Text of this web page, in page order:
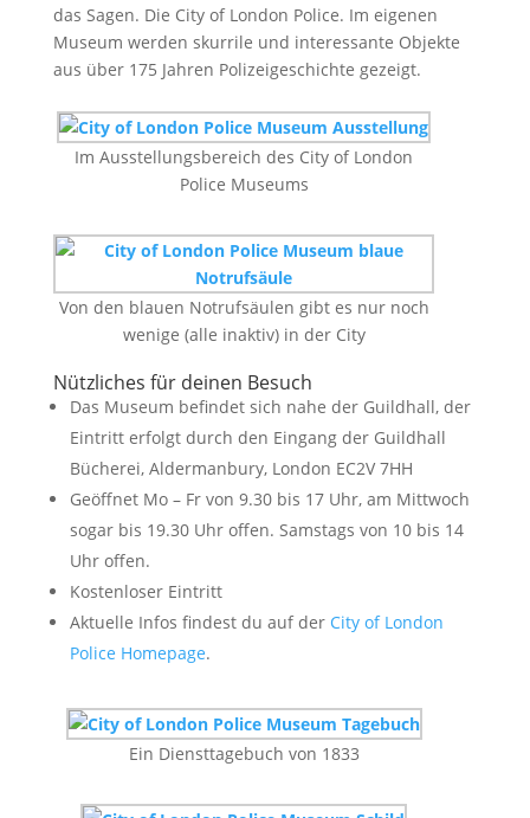
das Sagen. Die City of London Police. Im eigenen
Museum werden skurrile und interessante Objekte
aus über 175 Jahren Polizeigeschichte gezeigt.
Im Ausstellungsbereich des City of London
Police Museums
Von den blauen Notrufsäulen gibt es nur noch
wenige (alle inaktiv) in der City
Nützliches für deinen Besuch
Das Museum befindet sich nahe der Guildhall, der
Eintritt erfolgt durch den Eingang der Guildhall
Bücherei, Aldermanbury, London EC2V 7HH
Geöffnet Mo – Fr von 9.30 bis 17 Uhr, am Mittwoch
sogar bis 19.30 Uhr offen. Samstags von 10 bis 14
Uhr offen.
Kostenloser Eintritt
Aktuelle Infos findest du auf der City of London
Police Homepage.
Ein Diensttagebuch von 1833